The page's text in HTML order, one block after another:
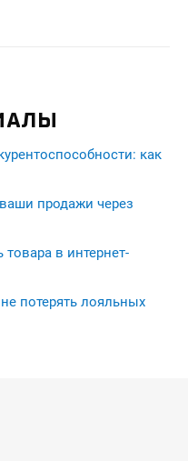
как
продажи через
в интернет-
потерять лояльных